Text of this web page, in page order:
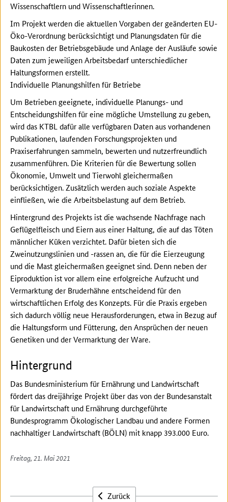
Wissenschaftlern und Wissenschaftlerinnen.
Im Projekt werden die aktuellen Vorgaben der geänderten EU-
Öko-Verordnung berücksichtigt und Planungsdaten für die
Baukosten der Betriebsgebäude und Anlage der Ausläufe sowie
Daten zum jeweiligen Arbeitsbedarf unterschiedlicher
Haltungsformen erstellt.
Individuelle Planungshilfen für Betriebe
Um Betrieben geeignete, individuelle Planungs- und
Entscheidungshilfen für eine mögliche Umstellung zu geben,
wird das KTBL dafür alle verfügbaren Daten aus vorhandenen
Publikationen, laufenden Forschungsprojekten und
Praxiserfahrungen sammeln, bewerten und nutzerfreundlich
zusammenführen. Die Kriterien für die Bewertung sollen
Ökonomie, Umwelt und Tierwohl gleichermaßen
berücksichtigen. Zusätzlich werden auch soziale Aspekte
einfließen, wie die Arbeitsbelastung auf dem Betrieb.
Hintergrund des Projekts ist die wachsende Nachfrage nach
Geflügelfleisch und Eiern aus einer Haltung, die auf das Töten
männlicher Küken verzichtet. Dafür bieten sich die
Zweinutzungslinien und -rassen an, die für die Eierzeugung
und die Mast gleichermaßen geeignet sind. Denn neben der
Eiproduktion ist vor allem eine erfolgreiche Aufzucht und
Vermarktung der Bruderhähne entscheidend für den
wirtschaftlichen Erfolg des Konzepts. Für die Praxis ergeben
sich dadurch völlig neue Herausforderungen, etwa in Bezug auf
die Haltungsform und Fütterung, den Ansprüchen der neuen
Genetiken und der Vermarktung der Ware.
Hintergrund
Das Bundesministerium für Ernährung und Landwirtschaft
fördert das dreijährige Projekt über das von der Bundesanstalt
für Landwirtschaft und Ernährung durchgeführte
Bundesprogramm Ökologischer Landbau und andere Formen
nachhaltiger Landwirtschaft (BÖLN) mit knapp 393.000 Euro.
Freitag, 21. Mai 2021
Zurück